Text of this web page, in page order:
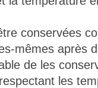
conservées
mêmes après
de les
les